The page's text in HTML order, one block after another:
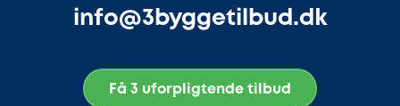
info@3byggetilbud.dk
Få 3 uforpligtende tilbud